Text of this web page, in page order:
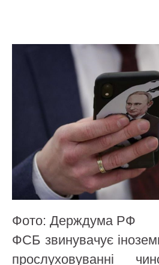
Фото: Держдума РФ
ФСБ звинувачує
прослуховуванні